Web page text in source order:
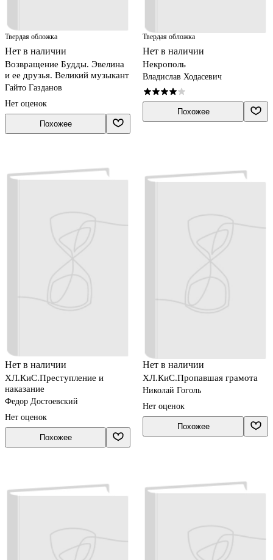
Твердая обложка
Нет в наличии
Возвращение Будды. Эвелина
и ее друзья. Великий музыкант
Гайто Газданов
Нет оценок
Похожее
Твердая обложка
Нет в наличии
Некрополь
Владислав Ходасевич
Похожее
Нет в наличии
ХЛ.КиС.Преступление и
наказание
Федор Достоевский
Нет оценок
Похожее
Нет в наличии
ХЛ.КиС.Пропавшая грамота
Николай Гоголь
Нет оценок
Похожее